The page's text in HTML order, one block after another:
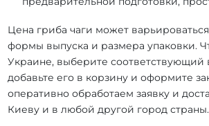
Цена гриба чаги может
формы выпуска и размера упаковки.
Украине, выберите соответствующий
добавьте его в корзину и оформите
оперативно обработаем заявку и
Киеву и в любой другой город страны.